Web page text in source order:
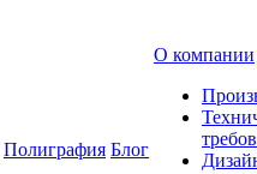
Полиграфия Блог
О компании